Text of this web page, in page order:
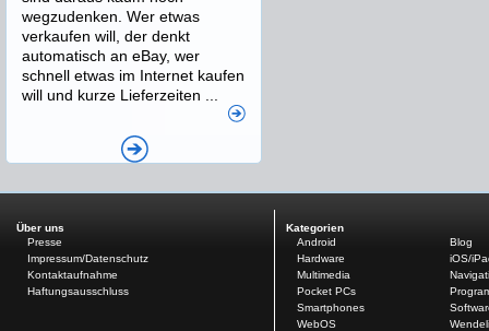
wegzudenken. Wer etwas
verkaufen will, der denkt
automatisch an eBay, wer
schnell etwas im Internet kaufen
will und kurze Lieferzeiten ...
Über uns
Presse
Impressum/Datenschutz
Kontaktaufnahme
Haftungsausschluss
Kategorien
Android
Blog
Hardware
iOS/
Multimedia
Pocket PCs
Smartphones
WebOS